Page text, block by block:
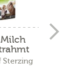
Fett
Sterzing